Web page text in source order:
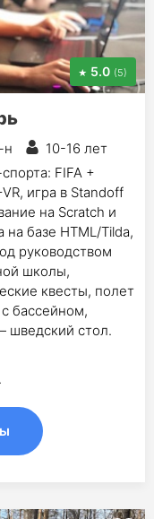
5.0 (5)
н
10-16 лет
FIFA +
игра в Standoff
на Scratch и
на базе HTML/Tilda,
руководством
школы,
квесты, полет
бассейном,
шведский стол.